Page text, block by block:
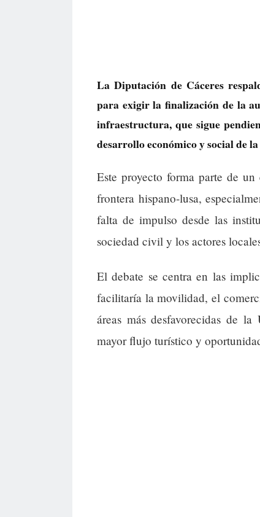
La Diputación de Cáceres
para exigir la finalización de la
infraestructura, que sigue
desarrollo económico y social de
Este proyecto forma parte de
frontera hispano-lusa,
falta de impulso desde las
sociedad civil y los actores
El debate se centra en las
facilitaría la movilidad, el
áreas más desfavorecidas de
mayor flujo turístico y